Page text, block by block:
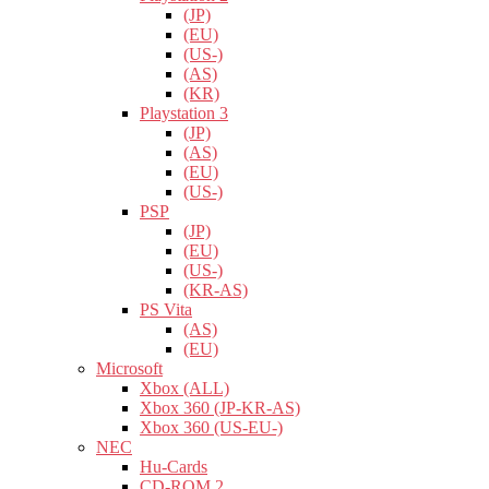
(JP)
(EU)
(US-)
(AS)
(KR)
Playstation 3
(JP)
(AS)
(EU)
(US-)
PSP
(JP)
(EU)
(US-)
(KR-AS)
PS Vita
(AS)
(EU)
Microsoft
Xbox (ALL)
Xbox 360 (JP-KR-AS)
Xbox 360 (US-EU-)
NEC
Hu-Cards